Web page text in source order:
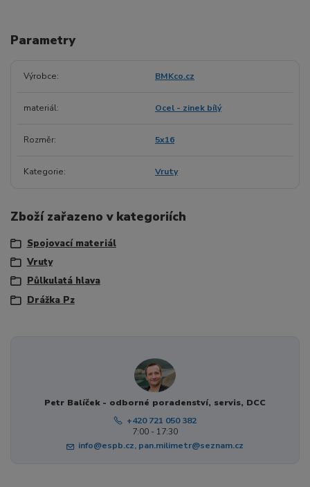
Parametry
Výrobce BMKco.cz
materiál Ocel - zinek bílý
Rozměr 5x16
Kategorie Vruty
Zboží zařazeno v kategoriích
Spojovací materiál
Vruty
Půlkulatá hlava
Drážka Pz
Petr Balíček - odborné poradenství, servis, DCC
+420 721 050 382
7:00 - 17:30
info@espb.cz, pan.milimetr@seznam.cz